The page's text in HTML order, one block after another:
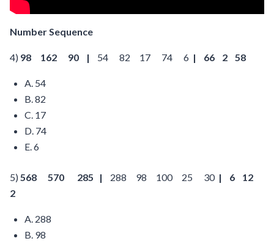
Number Sequence
4) 98 162 90 | 54 82 17 74 6 | 66 2 58
A. 54
B. 82
C. 17
D. 74
E. 6
5) 568 570 285 | 288 98 100 25 30 | 6 12
2
A. 288
B. 98